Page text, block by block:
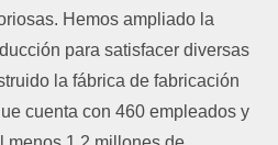
Hemos ampliado la
para satisfacer diversas
la fábrica de fabricación
cuenta con 460 empleados y